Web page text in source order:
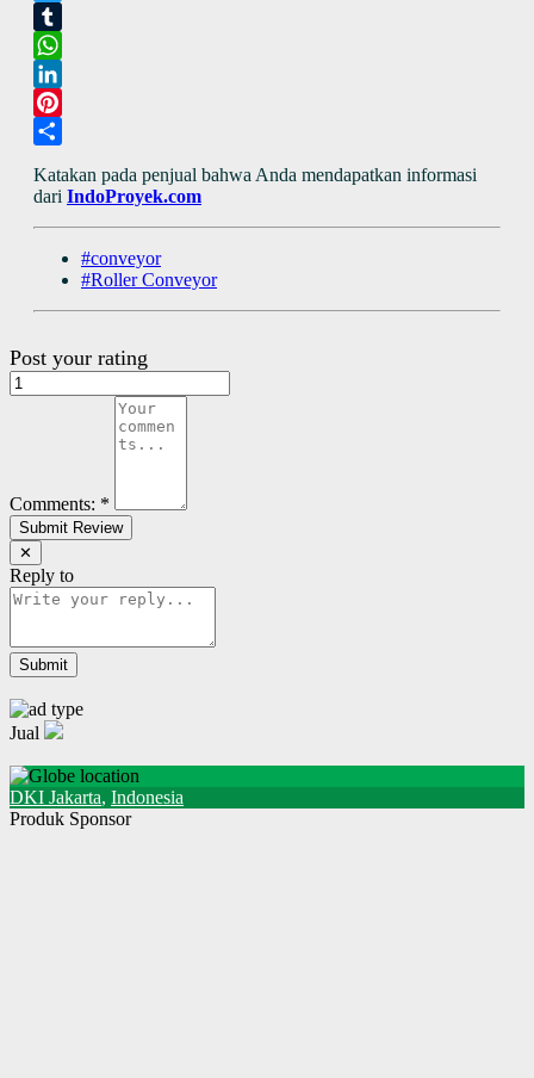
Twitter
Tumblr
WhatsApp
LinkedIn
Pinterest
Katakan pada penjual bahwa Anda mendapatkan informasi
dari IndoProyek.com
#conveyor
#Roller Conveyor
Post your rating
Comments: *
✕
Reply to
Jual
DKI Jakarta, Indonesia
Produk Sponsor